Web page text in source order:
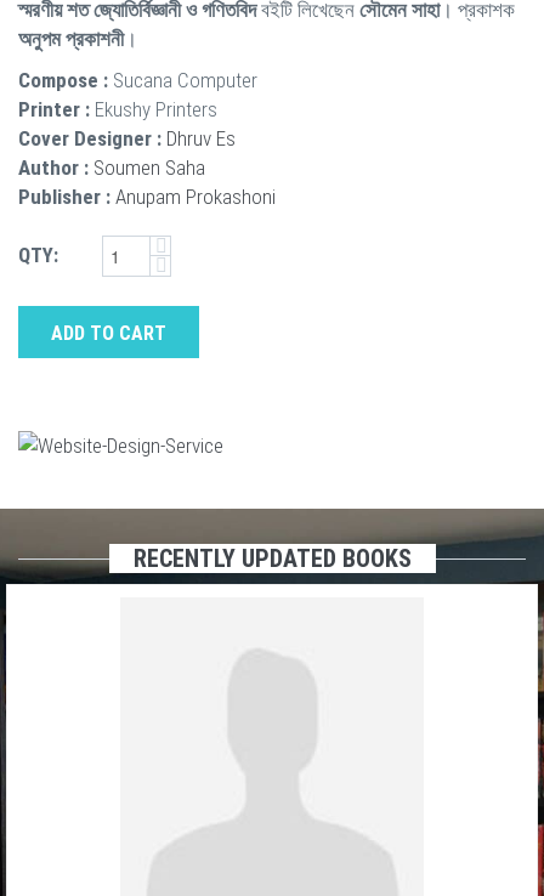
স্মরণীয় শত জ্যোতির্বিজ্ঞানী ও গণিতবিদবইটি লিখেছেন সৌমেন সাহা। প্রকাশক
অনুপম প্রকাশনী।
Compose : Sucana Computer
Printer : Ekushy Printers
Cover Designer : Dhruv Es
Author : Soumen Saha
Publisher : Anupam Prokashoni
QTY:
ADD TO CART
RECENTLY UPDATED BOOKS